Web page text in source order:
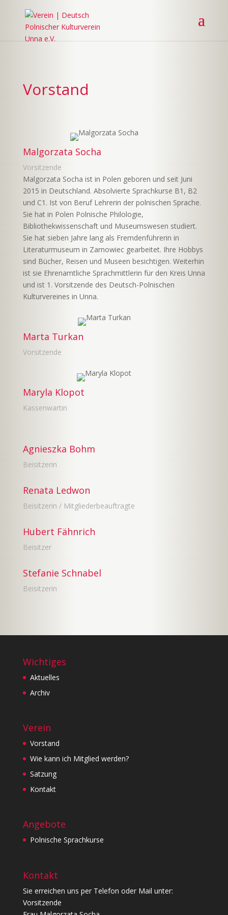
Vorstand
Malgorzata Socha
Vorsitzende
Malgorzata Socha ist in Polen geboren und seit Juni
2015 in Deutschland. Absolvierte Sprachkurse B1, B2
und C1. Ist von Beruf Lehrerin der polnischen Sprache.
Sie hat in Polen Polnische Philologie,
Bibliothekwissenschaft und Museumswesen studiert.
Sie hat sieben Jahre lang als Fremdenführerin in
Literaturmuseum in Zarnowiec gearbeitet. Ihre Hobbys
sind Bücher, Reisen und Museen besichtigen. Weiterhin
ist sie Ehrenamtliche Sprachmittlerin für den Kreis Unna
und ist 1. Vorsitzende des Deutsch-Polnischen
Kulturvereines in Unna.
Marta Turkan
Vorsitzende
Maryla Klopot
Kassenwartin
Agnieszka Bohm
Beisitzerin
Renata Ledwon
Beisitzerin / Mitgliederbeauftragte
Hubert Fähnrich
Beisitzer
Stefanie Schnabel
Beisitzerin
Wichtiges
Aktuelles
Archiv
Verein
Vorstand
Wie kann ich Mitglied werden?
Satzung
Kontakt
Angebote
Polnische Sprachkurse
Kontakt
Sie erreichen uns per Telefon oder Mail unter:
Vorsitzende